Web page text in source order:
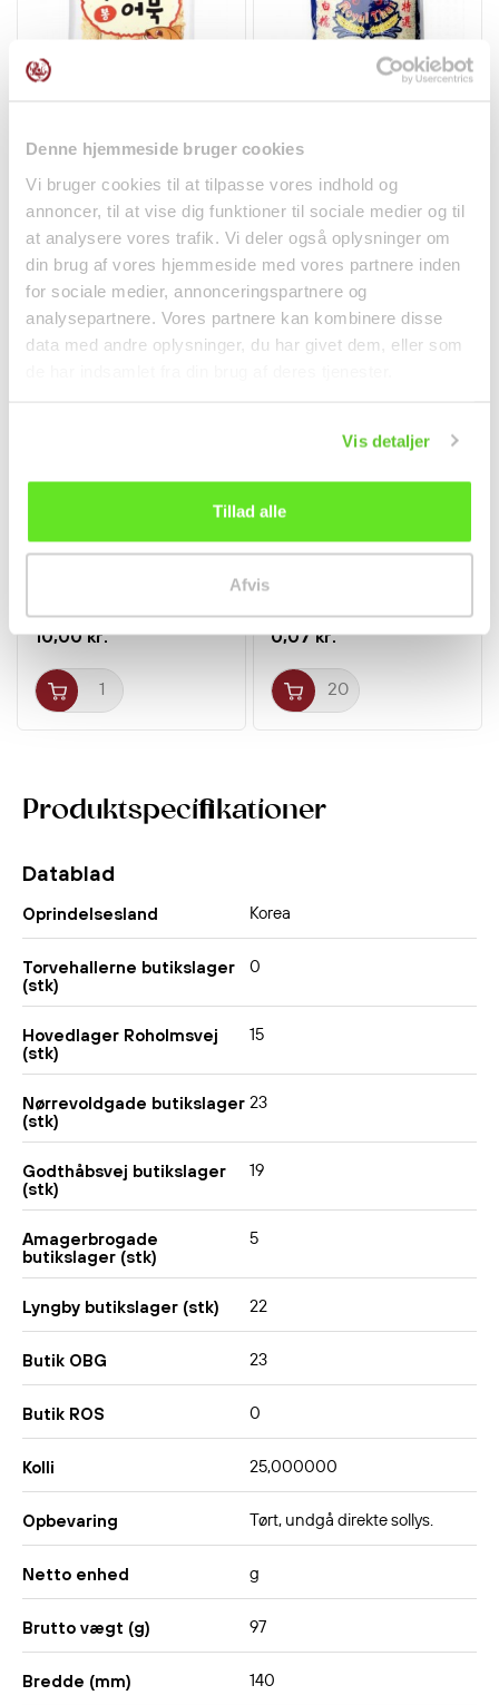
Denne hjemmeside bruger cookies
Vi bruger cookies til at tilpasse vores indhold og
annoncer, til at vise dig funktioner til sociale medier og til
at analysere vores trafik. Vi deler også oplysninger om
din brug af vores hjemmeside med vores partnere inden
for sociale medier, annonceringspartnere og
analysepartnere. Vores partnere kan kombinere disse
data med andre oplysninger, du har givet dem, eller som
Vis detaljer
Tillad alle
Afvis
Produktspecifikationer
Datablad
Oprindelsesland Korea
Torvehallerne butikslager
(stk)
0
Hovedlager Roholmsvej
(stk)
15
Nørrevoldgade butikslager
(stk)
23
Godthåbsvej butikslager
(stk)
19
Amagerbrogade
butikslager (stk)
5
Lyngby butikslager (stk) 22
Butik OBG 23
Butik ROS 0
Kolli 25,000000
Opbevaring Tørt, undgå direkte sollys.
Netto enhed g
Brutto vægt (g) 97
Bredde (mm) 140
420g Delief
Frostvarer
64,95 kr.
Thai
Ris
39,95 kr.
Milkis Original 250ml
10,00 kr.
Frisk Ingefær -
0,07 kr.